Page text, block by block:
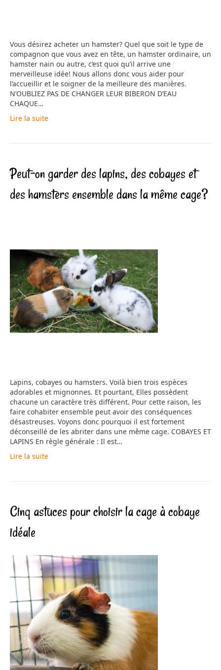
Vous désirez acheter un hamster? Quel que soit le type de
compagnon que vous avez en tête, un hamster ordinaire, un
hamster nain ou autre, c’est quoi qu’il arrive une
merveilleuse idée! Nous allons donc vous aider pour
l’accueillir et le soigner de la meilleure des manières.
N’OUBLIEZ PAS DE CHANGER LEUR BIBERON D’EAU
CHAQUE…
Lire la suite
Peut-on garder des lapins, des cobayes et
des hamsters ensemble dans la même cage?
Lapins, cobayes ou hamsters. Voilà bien trois espèces
adorables et mignonnes. Et pourtant, Elles possèdent
chacune un caractère très différent. Pour cette raison, les
faire cohabiter ensemble peut avoir des conséquences
désastreuses. Voyons donc pourquoi il est fortement
déconseillé de les abriter dans une même cage. COBAYES ET
LAPINS En règle générale : Il est…
Lire la suite
Cinq astuces pour choisir la cage à cobaye
idéale